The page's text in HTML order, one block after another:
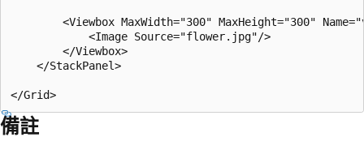
<Viewbox MaxWidth="300" MaxHeight="300"
            <Image Source="flower.jpg"/>
        </Viewbox>
    </StackPanel>
備註